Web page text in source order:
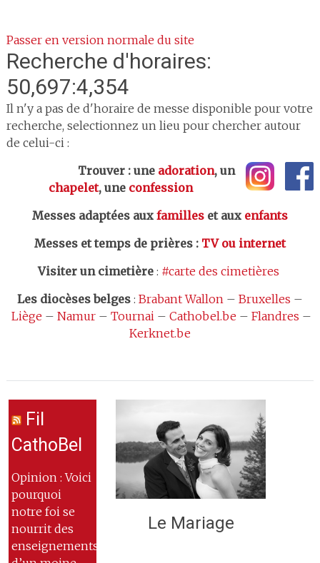
Passer en version normale du site
Recherche d'horaires:
50,697:4,354
Il n'y a pas de d'horaire de messe disponible pour votre
recherche, selectionnez un lieu pour chercher autour
de celui-ci :
Trouver : une adoration, un
chapelet, une confession
Messes adaptées aux familleset aux enfants
Messes et temps de prières: TV ou internet
Visiter un cimetière: #carte des cimetières
Les diocèses belges: Brabant Wallon– Bruxelles –
Liège – Namur– Tournai– Cathobel.be – Flandres –
Kerknet.be
Fil
CathoBel
Opinion : Voici
pourquoi
notre foi se
nourrit des
enseignements
Le Mariage